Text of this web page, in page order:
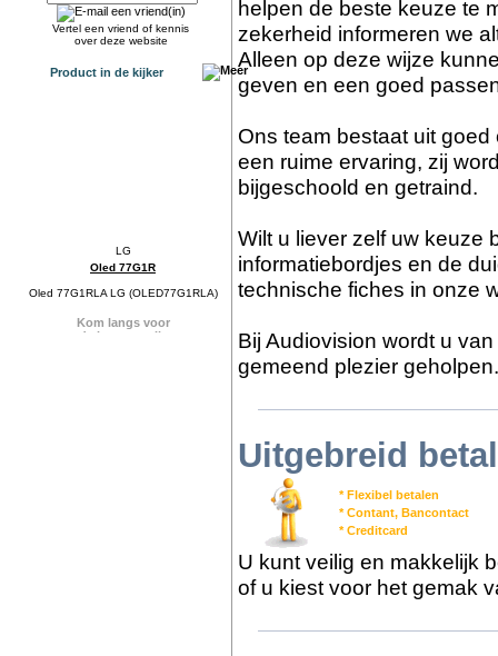
Vertel een vriend of kennis
over deze website
Product in de kijker
Oled 77G1R
Oled 77G1RLA LG (OLED77G1RLA)
helpen de beste keuze te
zekerheid informeren we
Alleen op deze wijze
geven en een goed
Ons team bestaat uit
een ruime ervaring, zij
bijgeschoold en getraind.
Wilt u liever zelf uw keuze
informatiebordjes en de
technische fiches in onze
Bij Audiovision wordt u
gemeend plezier geholpen.
Uitgebreid
* Flexibel betalen
* Contant, Bancontact
* Creditcard
U kunt veilig en makkelijk
of u kiest voor het gemak